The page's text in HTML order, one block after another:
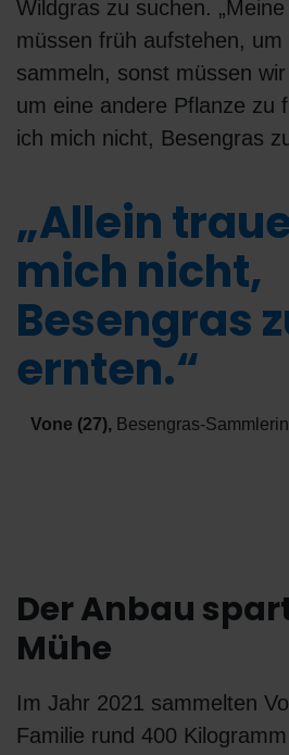
Wildgras zu suchen.
müssen früh aufstehen,
sammeln, sonst müssen
um eine andere Pflanze zu
ich mich nicht, Besengras
„Allein
mich nicht,
Besengras
ernten.“
Vone (27), Besengras-
Der Anbau
Mühe
Im Jahr 2021 sammelten
Familie rund 400